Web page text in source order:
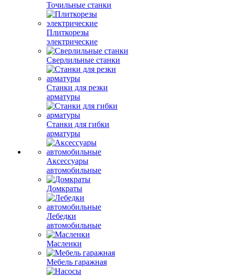
Точильные станки
Плиткорезы
электрические
Сверлильные станки
Станки для резки
арматуры
Станки для гибки
арматуры
Аксессуары
автомобильные
Домкраты
Лебедки
автомобильные
Масленки
Мебель гаражная